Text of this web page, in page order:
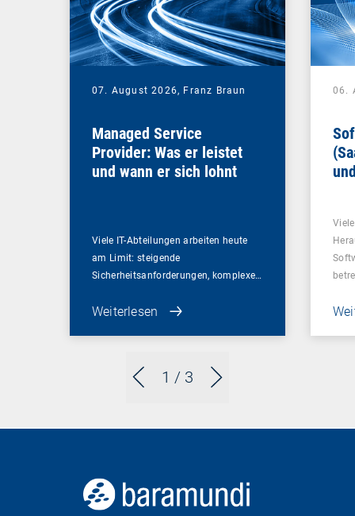
1 / 3
07. August 2026, Franz Braun
Managed Service
Provider: Was er leistet
und wann er sich lohnt
Viele IT-Abteilungen arbeiten heute
am Limit: steigende
Sicherheitsanforderungen, komplexe…
Weiterlesen
06.